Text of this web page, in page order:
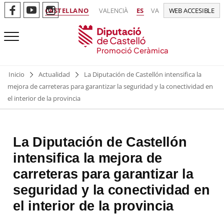
CASTELLANO VALENCIÀ ES VA WEB ACCESIBLE
Promoció Ceràmica
Inicio Actualidad
La Diputación de Castellón intensifica la
mejora de carreteras para garantizar la seguridad y la conectividad en
el interior de la provincia
La Diputación de Castellón
intensifica la mejora de
carreteras para garantizar la
seguridad y la conectividad en
el interior de la provincia